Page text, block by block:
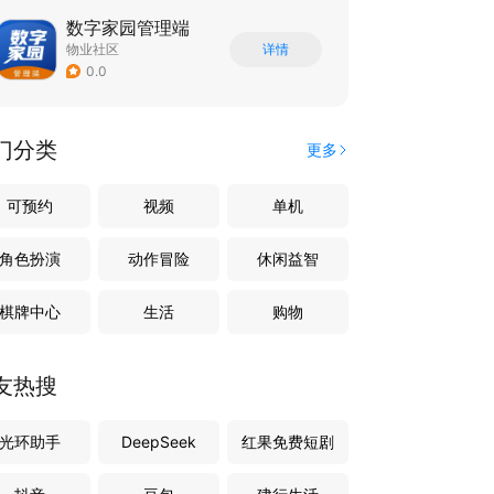
数字家园管理端
物业社区
0.0
详情
分类 更多
可预约 视频 单机
角色扮演 动作冒险 休闲益智
棋牌中心 生活 购物
热搜
光环助手 DeepSeek 红果免费短剧